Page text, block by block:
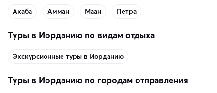
Акаба Амман Маан Петра
Туры в Иорданию по видам отдыха
Экскурсионные туры в Иорданию
Туры в Иорданию по городам отправления